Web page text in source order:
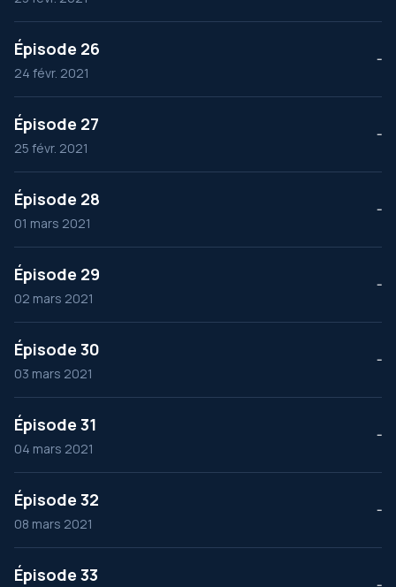
Épisode 26
24 févr. 2021
--
Épisode 27
25 févr. 2021
--
Épisode 28
01 mars 2021
--
Épisode 29
02 mars 2021
--
Épisode 30
03 mars 2021
--
Épisode 31
04 mars 2021
--
Épisode 32
08 mars 2021
--
Épisode 33